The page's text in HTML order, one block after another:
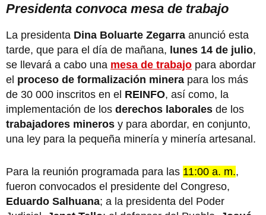
Presidenta convoca mesa de trabajo
La presidenta Dina Boluarte Zegarra anunció esta
tarde, que para el día de mañana, lunes 14 de julio,
se llevará a cabo una mesa de trabajo para abordar
el proceso de formalización minera para los más
de 30 000 inscritos en el REINFO, así como, la
implementación de los derechos laborales de los
trabajadores mineros y para abordar, en conjunto,
una ley para la pequeña minería y minería artesanal.
Para la reunión programada para las 11:00 a. m.,
fueron convocados el presidente del Congreso,
Eduardo Salhuana; a la presidenta del Poder